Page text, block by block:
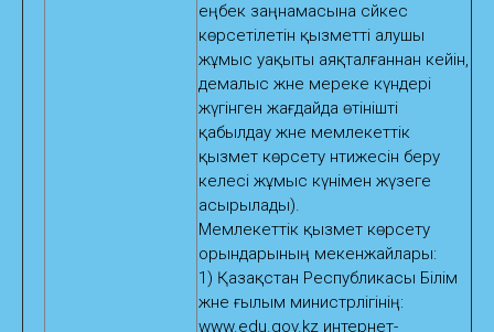
еңбек заңнамасына сәйкес
көрсетілетін қызметті алушы
жұмыс уақыты аяқталғаннан кейін,
демалыс және мереке күндері
жүгінген жағдайда өтінішті
қабылдау және мемлекеттік
қызмет көрсету нәтижесін беру
келесі жұмыс күнімен жүзеге
асырылады).
Мемлекеттік қызмет көрсету
орындарының мекенжайлары:
1) Қазақстан Республикасы Білім
және ғылым министрлігінің:
www.edu.gov.kz интернет-